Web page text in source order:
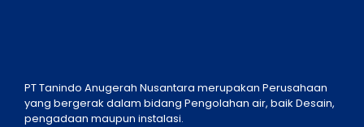
PT Tanindo Anugerah Nusantara merupakan Perusahaan
yang bergerak dalam bidang Pengolahan air, baik Desain,
pengadaan maupun instalasi.